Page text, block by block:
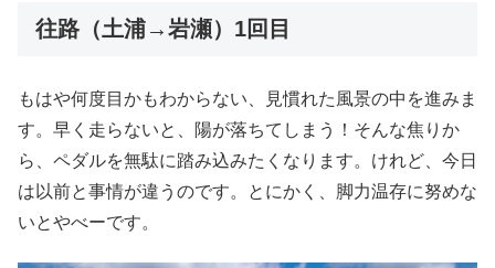
往路（土浦→岩瀬）1回目
もはや何度目かもわからない、見慣れた風景の中を進みま
す。早く走らないと、陽が落ちてしまう！そんな焦りか
ら、ペダルを無駄に踏み込みたくなります。けれど、今日
は以前と事情が違うのです。とにかく、脚力温存に努めな
いとやべーです。